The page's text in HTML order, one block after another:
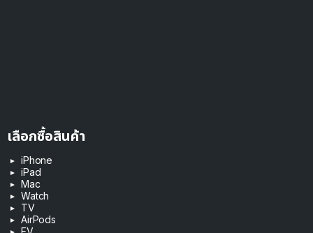
เลือกซื้อสินค้า
iPhone
iPad
Mac
Watch
TV
AirPods